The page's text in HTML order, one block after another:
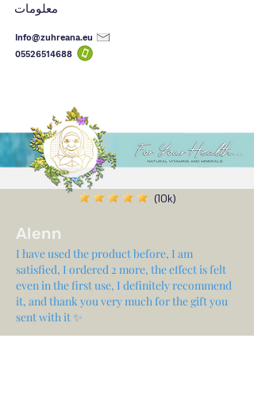
معلومات
Info@zuhreana.eu
05526514688
Alenn
I have used the product before, I am
satisfied, I ordered 2 more, the effect is felt
even in the first use, I definitely recommend
it, and thank you very much for the gift you
sent with it ✨
(10k)